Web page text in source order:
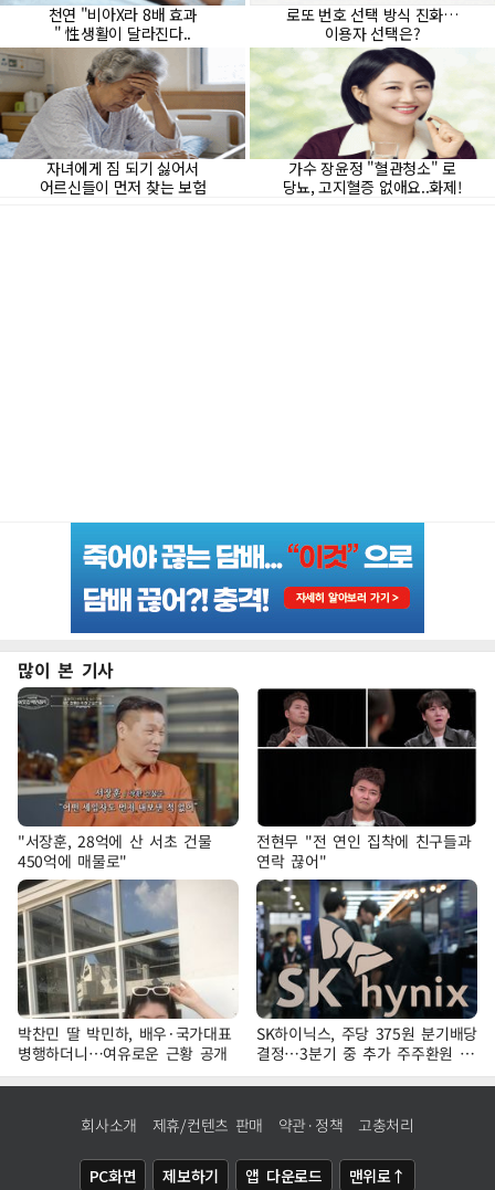
많이 본 기사
"서장훈, 28억에 산 서초 건물
450억에 매물로"
전현무 "전 연인 집착에 친구들과
연락 끊어"
박찬민 딸 박민하, 배우·국가대표
병행하더니…여유로운 근황 공개
SK하이닉스, 주당 375원 분기배당
결정…3분기 중 추가 주주환원 발
표
회사소개 제휴/컨텐츠 판매 약관·정책 고충처리
PC화면 제보하기 앱 다운로드 맨위로↑